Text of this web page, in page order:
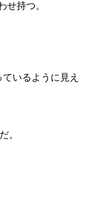
持つ。
いるように見え
。